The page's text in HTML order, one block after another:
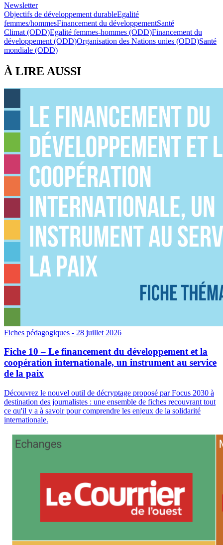
Newsletter
Objectifs de développement durableEgalité
femmes/hommesFinancement du développementSanté
Climat (ODD)Egalité femmes-hommes (ODD)Financement du
développement (ODD)Organisation des Nations unies (ODD)Santé
mondiale (ODD)
À LIRE AUSSI
Fiches pédagogiques - 28 juillet 2026
Fiche 10 – Le financement du développement et la
coopération internationale, un instrument au service
de la paix
Découvrez le nouvel outil de décryptage proposé par Focus 2030 à
destination des journalistes : une ensemble de fiches recouvrant tout
ce qu'il y a à savoir pour comprendre les enjeux de la solidarité
internationale.